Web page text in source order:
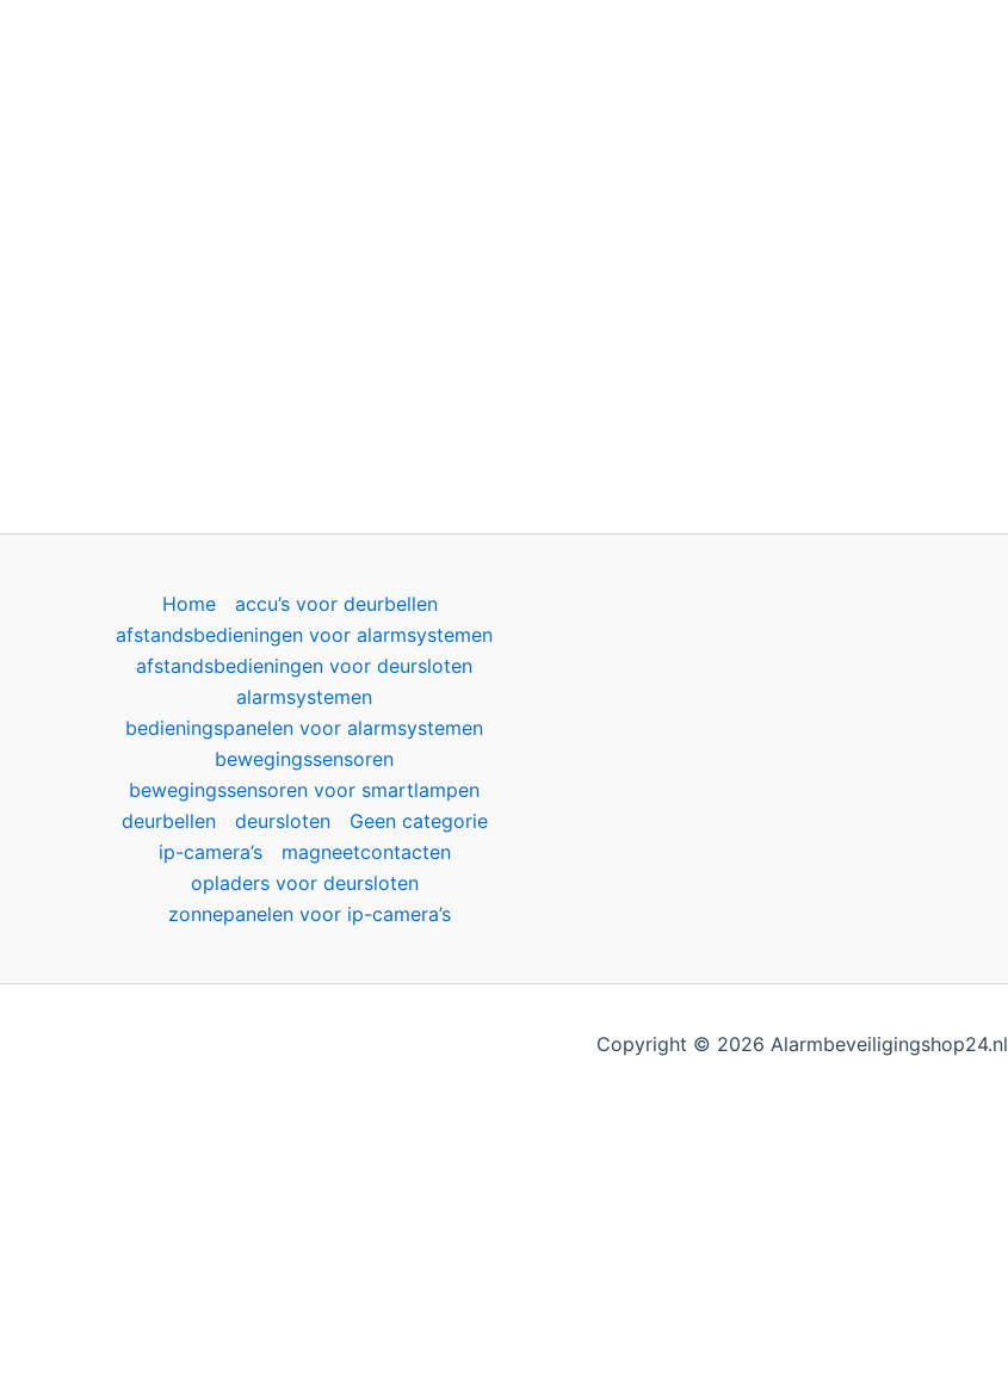
Home
accu’s voor deurbellen
afstandsbedieningen voor alarmsystemen
afstandsbedieningen voor deursloten
alarmsystemen
bedieningspanelen voor alarmsystemen
bewegingssensoren
bewegingssensoren voor smartlampen
deurbellen
deursloten
Geen categorie
ip-camera’s
magneetcontacten
opladers voor deursloten
zonnepanelen voor ip-camera’s
Copyright © 2026 Alarmbeveiligingshop24.nl